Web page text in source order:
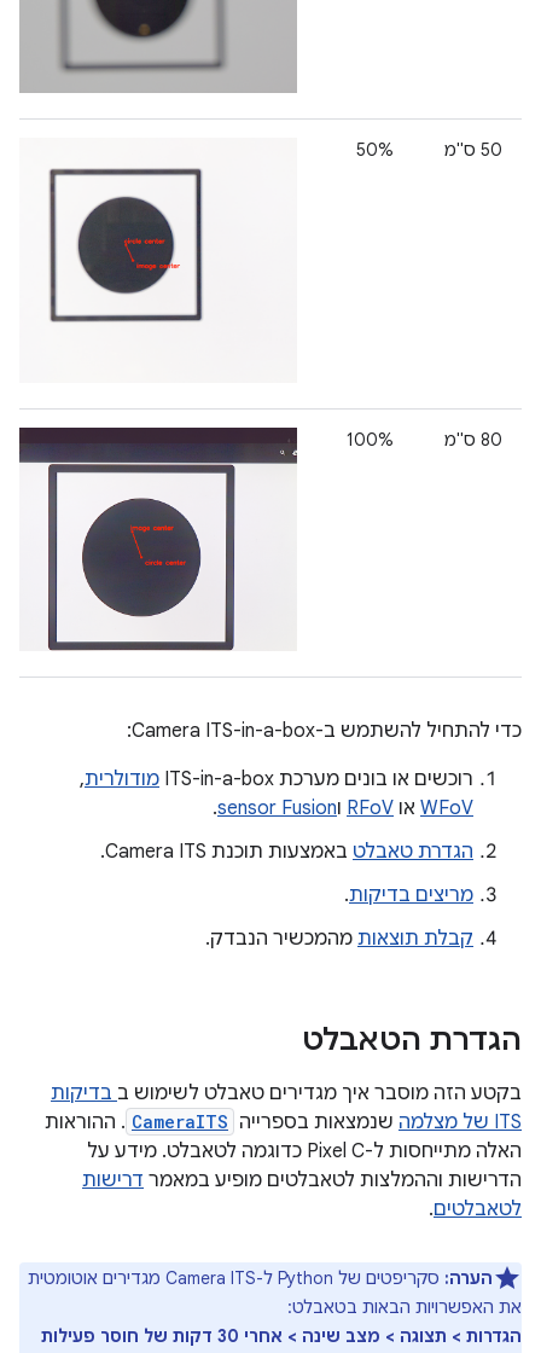
‫50 ס"מ 50%
‫80 ס"מ 100%
כדי להתחיל להשתמש ב-Camera ITS-in-a-box:
רוכשים או בונים מערכת ITS-in-a-box
מודולרית,
WFoV או RFoV וsensor Fusion
.
הגדרת טאבלט באמצעות תוכנת Camera ITS.
מריצים בדיקות.
קבלת תוצאות מהמכשיר הנבדק.
הגדרת הטאבלט
בקטע הזה מוסבר איך מגדירים טאבלט לשימוש ב בדיקות
ITS של מצלמה
שנמצאות בספרייה CameraITS . ההוראות
האלה מתייחסות ל-Pixel C כדוגמה לטאבלט. מידע על
הדרישות וההמלצות לטאבלטים מופיע במאמר דרישות
לטאבלטים.
הערה:
סקריפטים של Python ל-Camera ITS מגדירים אוטומטית
את האפשרויות הבאות בטאבלט:
הגדרות > תצוגה > מצב שינה > אחרי 30 דקות של חוסר פעילות